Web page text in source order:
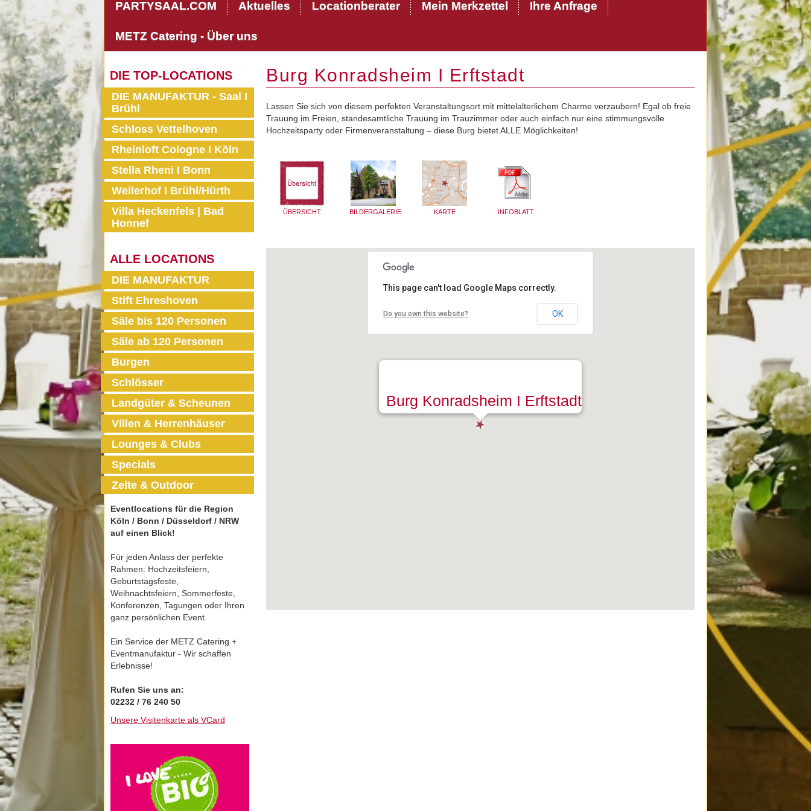
PARTYSAAL.COM Aktuelles Locationberater Mein Merkzettel Ihre Anfrage
METZ Catering - Über uns
Burg Konradsheim I Erftstadt
Lassen Sie sich von diesem perfekten Veranstaltungsort mit mittelalterlichem Charme verzaubern! Egal ob freie
Trauung im Freien, standesamtliche Trauung im Trauzimmer oder auch einfach nur eine stimmungsvolle
Hochzeitsparty oder Firmenveranstaltung – diese Burg bietet ALLE Möglichkeiten!
ÜBERSICHT BILDERGALERIE KARTE INFOBLATT
Burg Konradsheim I Erftstadt
This page can't load Google Maps correctly.
Do you own this website? OK
DIE TOP-LOCATIONS
DIE MANUFAKTUR - Saal I
Brühl
Schloss Vettelhoven
Rheinloft Cologne I Köln
Stella Rheni I Bonn
Weilerhof I Brühl/Hürth
Villa Heckenfels | Bad
Honnef
ALLE LOCATIONS
DIE MANUFAKTUR
Stift Ehreshoven
Säle bis 120 Personen
Säle ab 120 Personen
Burgen
Schlösser
Landgüter & Scheunen
Villen & Herrenhäuser
Lounges & Clubs
Specials
Zelte & Outdoor
Eventlocations für die Region
Köln / Bonn / Düsseldorf / NRW
auf einen Blick!
Für jeden Anlass der perfekte
Rahmen: Hochzeitsfeiern,
Geburtstagsfeste,
Weihnachtsfeiern, Sommerfeste,
Konferenzen, Tagungen oder Ihren
ganz persönlichen Event.
Ein Service der METZ Catering +
Eventmanufaktur - Wir schaffen
Erlebnisse!
Rufen Sie uns an:
02232 / 76 240 50
Unsere Visitenkarte als VCard